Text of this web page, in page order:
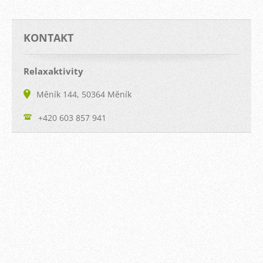
KONTAKT
Relaxaktivity
Měník 144, 50364 Měník
+420 603 857 941